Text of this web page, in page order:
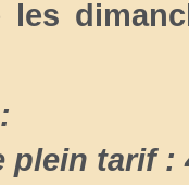
les
plein tarif :